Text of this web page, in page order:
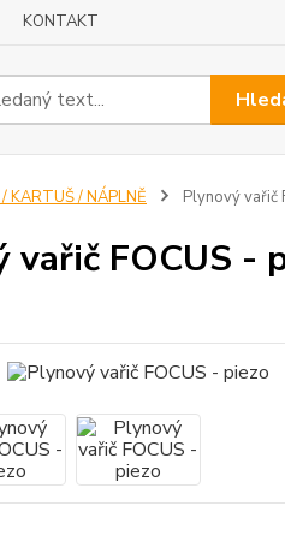
KONTAKT
KARTUŠ / NÁPLNĚ Plynový vařič
vařič FOCUS -